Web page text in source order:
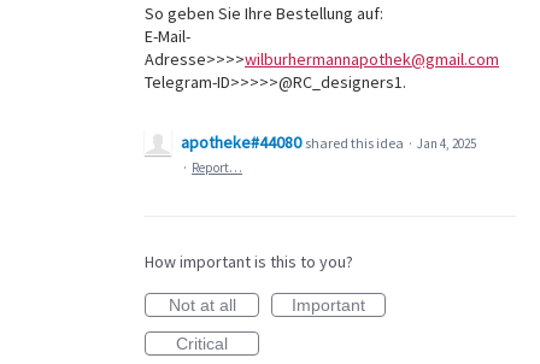
So geben Sie Ihre Bestellung auf:
E-Mail-
Adresse>>>>wilburhermannapothek@gmail.com
Telegram-ID>>>>>@RC_designers1.
apotheke#44080 shared this idea · Jan 4, 2025
· Report…
How important is this to you?
Not at all
Important
Critical